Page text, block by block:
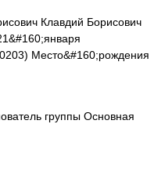
Клавдий Борисович
Место&#160;рождения
группы Основная